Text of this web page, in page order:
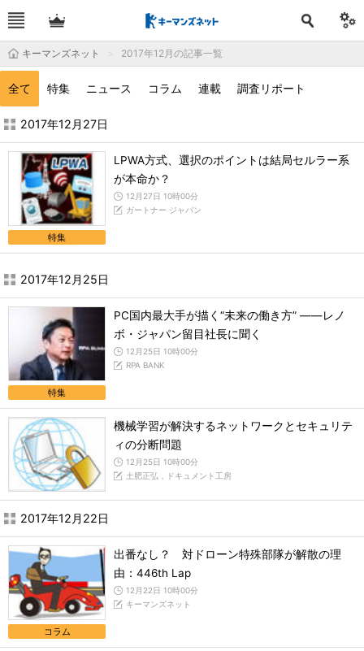
キーマンズネット 2017年12月の記事一覧
全て 特集 ニュース コラム 連載 調査リポート
2017年12月の記事一覧 - キーマンズネット
2017年12月27日
特集
LPWA方式、選択のポイントは結局セルラー系
が本命か？
12月27日 10時00分
ガートナー ジャパン
2017年12月25日
特集
PC国内最大手が描く“未来の働き方” ――レノ
ボ・ジャパン留目社長に聞く
12月25日 10時00分
RPA BANK
機械学習が解決するネットワークとセキュリテ
ィの分断問題
12月25日 10時00分
土肥正弘，ドキュメント工房
2017年12月22日
コラム
出番なし？ 対ドローン特殊部隊が解散の理
由：446th Lap
12月22日 10時00分
キーマンズネット